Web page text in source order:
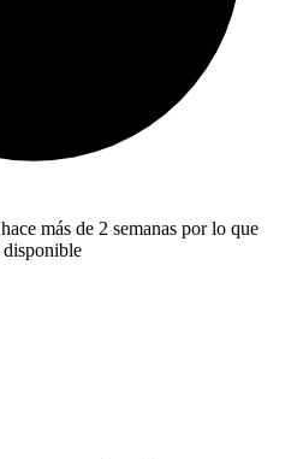
más de 2 semanas por lo que
disponible